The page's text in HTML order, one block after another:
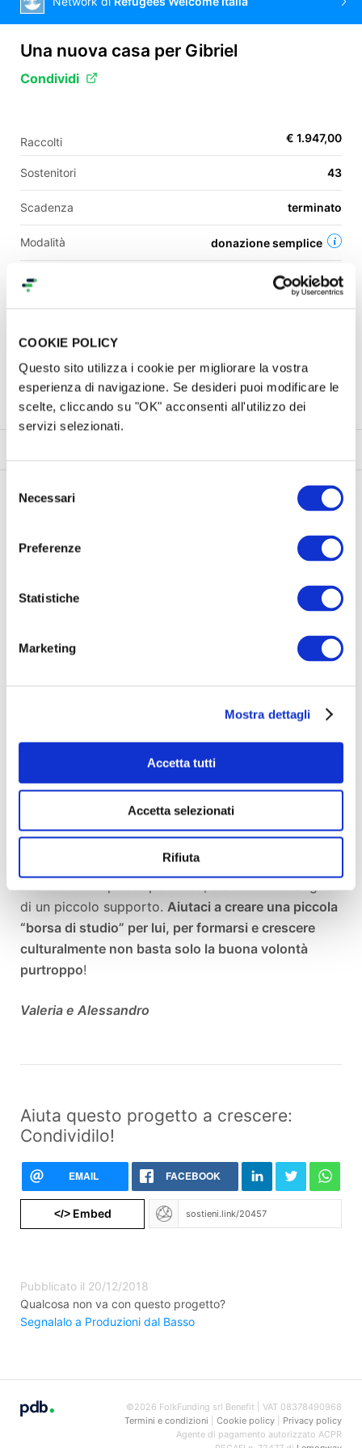
COOKIE POLICY
Questo sito utilizza i cookie per migliorare la vostra
esperienza di navigazione. Se desideri puoi modificare le
scelte, cliccando su "OK" acconsenti all'utilizzo dei
servizi selezionati.
delNecessari
Preferenze
Statistiche
Marketing
Mostra dettagli
Accetta tutti
Accetta selezionati
Rifiuta
Una nuova casa per Gibriel
Condividi
Raccolti € 1.947,00
Sostenitori 43
Scadenza terminato
Modalità donazione semplice
Categoria comunità & sociale
Una campagna di
Contatti
figli Matteo ed Elena, hanno deciso di aprire le
porte di casa, accogliendo Gibriel, uno dei tanti
ragazzi stranieri arrivati in Sicila da minori non
accompagnati. Per aiutarlo a completare il suo
Spiegare perché abbiamo voluto accogliere non è
facile, ci sono cose che vengono fatte con la
pancia, più che con la testa. Credo sia necessario
restare umani in questo momento di grande crisi
Desidera non solo trovare un lavoro, ma anche
studiare, migliorare, crescere. Noi vorremmo
di un piccolo supporto. Aiutaci a creare una piccola
“borsa di studio” per lui, per formarsi e crescere
culturalmente non basta solo la buona volontà
purtroppo!
Valeria e Alessandro
Aiuta questo progetto a crescere:
Condividilo!
EMAIL FACEBOOK
</>Embed
Pubblicato il 20/12/2018
Qualcosa non va con questo progetto?
Segnalalo a Produzioni dal Basso
©2026 FolkFunding srl Benefit | VAT 08378490968
Termini e condizioni
Cookie policy| Privacy policy
Agente di pagamento autorizzato ACPR